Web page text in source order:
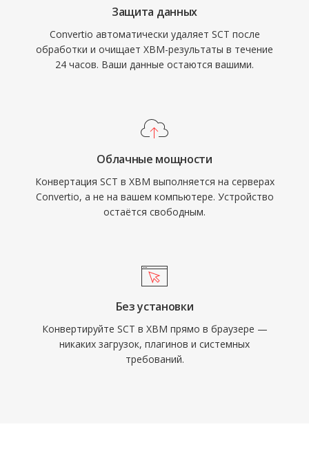
Защита данных
Convertio автоматически удаляет SCT после
обработки и очищает XBM-результаты в течение
24 часов. Ваши данные остаются вашими.
Облачные мощности
Конвертация SCT в XBM выполняется на серверах
Convertio, а не на вашем компьютере. Устройство
остаётся свободным.
Без установки
Конвертируйте SCT в XBM прямо в браузере —
никаких загрузок, плагинов и системных
требований.